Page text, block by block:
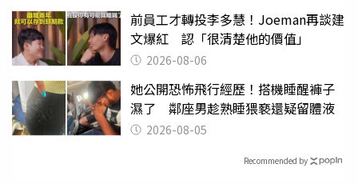
前員工才轉投李多慧！Joeman再談建
文爆紅 認「很清楚他的價值」
2026-08-06
她公開恐怖飛行經歷！搭機睡醒褲子
濕了 鄰座男趁熟睡猥褻還疑留體液
2026-08-05
Recommended by